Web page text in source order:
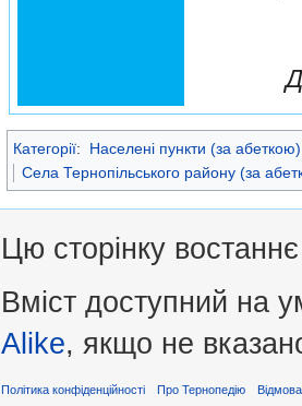
Категорії:
Населені пункти (за абеткою)
Села Тернопільського району (за
Цю сторінку
Вміст доступний на
Alike, якщо не
Політика конфіденційності Про Тернопедію Відмова